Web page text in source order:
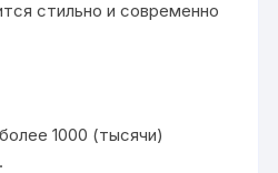
стильно и современно
1000 (тысячи)